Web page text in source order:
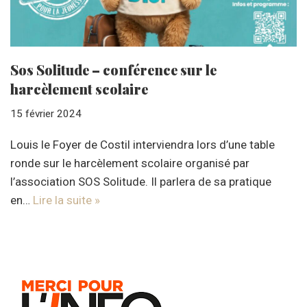
Sos Solitude – conférence sur le
harcèlement scolaire
15 février 2024
Louis le Foyer de Costil interviendra lors d’une table
ronde sur le harcèlement scolaire organisé par
l’association SOS Solitude. Il parlera de sa pratique
en… Lire la suite »